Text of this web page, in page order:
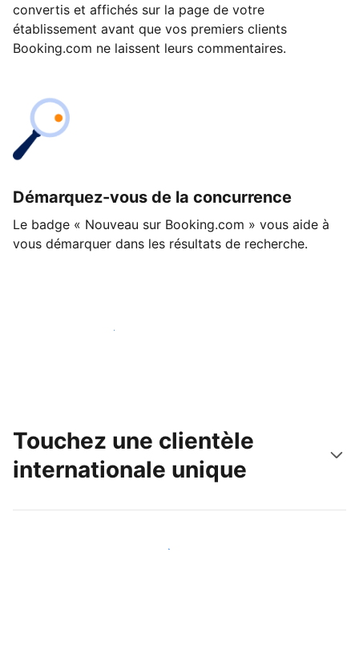
convertis et affichés sur la page de votre
établissement avant que vos premiers clients
Booking.com ne laissent leurs commentaires.
Démarquez-vous de la concurrence
Le badge « Nouveau sur Booking.com » vous aide à
vous démarquer dans les résultats de recherche.
Lancez-vous dès aujourd'hui
Touchez une clientèle
internationale unique
Touchez une nouvelle clientèle dès aujourd'hui